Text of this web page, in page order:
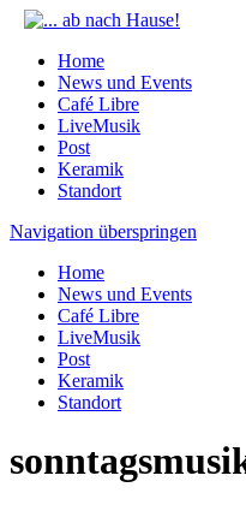
Home
News und Events
Café Libre
LiveMusik
Post
Keramik
Standort
Navigation überspringen
Home
News und Events
Café Libre
LiveMusik
Post
Keramik
Standort